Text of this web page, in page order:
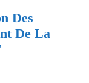
Des
De La